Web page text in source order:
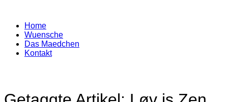
Home
Wuensche
Das Maedchen
Kontakt